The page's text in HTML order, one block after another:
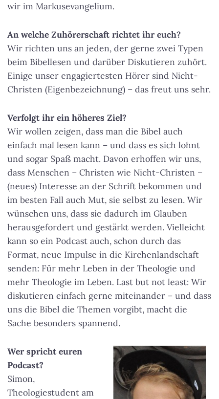
wir im Markusevangelium.
An welche Zuhörerschaft richtet ihr euch?
Wir richten uns an jeden, der gerne zwei Typen
beim Bibellesen und darüber Diskutieren zuhört.
Einige unser engagiertesten Hörer sind Nicht-
Christen (Eigenbezeichnung) – das freut uns sehr.
Verfolgt ihr ein höheres Ziel?
Wir wollen zeigen, dass man die Bibel auch
einfach mal lesen kann – und dass es sich lohnt
und sogar Spaß macht. Davon erhoffen wir uns,
dass Menschen – Christen wie Nicht-Christen –
(neues) Interesse an der Schrift bekommen und
im besten Fall auch Mut, sie selbst zu lesen. Wir
wünschen uns, dass sie dadurch im Glauben
herausgefordert und gestärkt werden. Vielleicht
kann so ein Podcast auch, schon durch das
Format, neue Impulse in die Kirchenlandschaft
senden: Für mehr Leben in der Theologie und
mehr Theologie im Leben. Last but not least: Wir
diskutieren einfach gerne miteinander – und dass
uns die Bibel die Themen vorgibt, macht die
Sache besonders spannend.
Wer spricht euren
Podcast?
Simon,
Theologiestudent am